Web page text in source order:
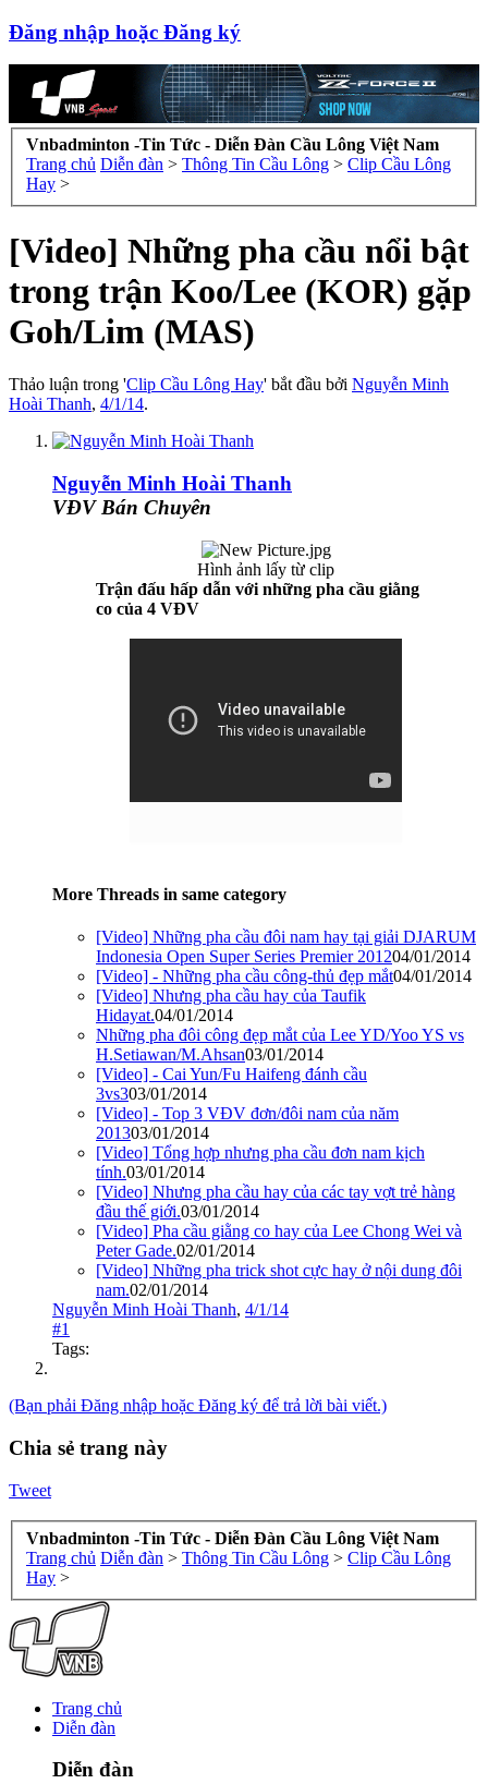
Đăng nhập hoặc Đăng ký
Vnbadminton -Tin Tức - Diễn Đàn Cầu Lông Việt Nam
Trang chủ Diễn đàn > Thông Tin Cầu Lông > Clip Cầu Lông
Hay >
[Video] Những pha cầu nổi bật
trong trận Koo/Lee (KOR) gặp
Goh/Lim (MAS)
Thảo luận trong 'Clip Cầu Lông Hay' bắt đầu bởi Nguyễn Minh
Hoài Thanh, 4/1/14.
Nguyễn Minh Hoài Thanh
VĐV Bán Chuyên
Hình ảnh lấy từ clip​
Trận đấu hấp dẫn với những pha cầu giằng
co của 4 VĐV
More Threads in same category
[Video] Những pha cầu đôi nam hay tại giải DJARUM
Indonesia Open Super Series Premier 201204/01/2014
[Video] - Những pha cầu công-thủ đẹp mắt04/01/2014
[Video] Nhưng pha cầu hay của Taufik
Hidayat.04/01/2014
Những pha đôi công đẹp mắt của Lee YD/Yoo YS vs
H.Setiawan/M.Ahsan03/01/2014
[Video] - Cai Yun/Fu Haifeng đánh cầu
3vs303/01/2014
[Video] - Top 3 VĐV đơn/đôi nam của năm
201303/01/2014
[Video] Tổng hợp nhưng pha cầu đơn nam kịch
tính.03/01/2014
[Video] Nhưng pha cầu hay của các tay vợt trẻ hàng
đầu thế giới.03/01/2014
[Video] Pha cầu giằng co hay của Lee Chong Wei và
Peter Gade.02/01/2014
[Video] Những pha trick shot cực hay ở nội dung đôi
nam.02/01/2014
Nguyễn Minh Hoài Thanh, 4/1/14
#1
Tags:
(Bạn phải Đăng nhập hoặc Đăng ký để trả lời bài viết.)
Chia sẻ trang này
Tweet
Vnbadminton -Tin Tức - Diễn Đàn Cầu Lông Việt Nam
Trang chủ Diễn đàn > Thông Tin Cầu Lông > Clip Cầu Lông
Hay >
Trang chủ
Diễn đàn
Diễn đàn